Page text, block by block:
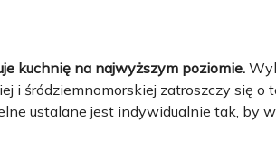
kuchnię na najwyższym poziomie.
i śródziemnomorskiej zatroszczy się o
ustalane jest indywidualnie tak, by